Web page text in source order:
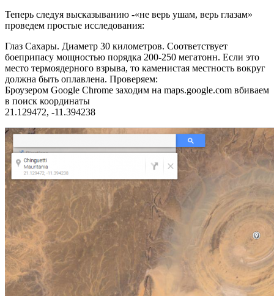
Теперь следуя высказыванию -«не верь ушам, верь глазам»
проведем простые исследования:
Глаз Сахары. Диаметр 30 километров. Соответствует
боеприпасу мощностью порядка 200-250 мегатонн. Если это
место термоядерного взрыва, то каменистая местность вокруг
должна быть оплавлена. Проверяем:
Броузером Google Chrome заходим на maps.google.com вбиваем
в поиск координаты
21.129472, -11.394238